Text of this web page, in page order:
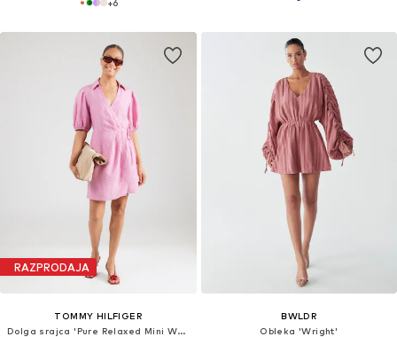
+6
RAZPRODAJA
TOMMY HILFIGER
Dolga srajca 'Pure Relaxed Mini Wrap'
BWLDR
Obleka 'Wright'